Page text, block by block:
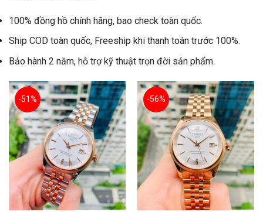
100% đồng hồ chính hãng, bao check toàn quốc.
Ship COD toàn quốc, Freeship khi thanh toán trước 100%.
Bảo hành 2 năm, hỗ trợ kỹ thuật trọn đời sản phẩm.
-51% -56%